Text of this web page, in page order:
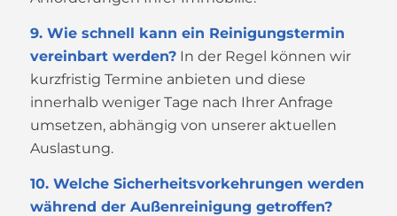
9. Wie schnell kann ein Reinigungstermin
vereinbart werden?In der Regel können wir
kurzfristig Termine anbieten und diese
innerhalb weniger Tage nach Ihrer Anfrage
umsetzen, abhängig von unserer aktuellen
Auslastung.
10. Welche Sicherheitsvorkehrungen werden
während der Außenreinigung getroffen?